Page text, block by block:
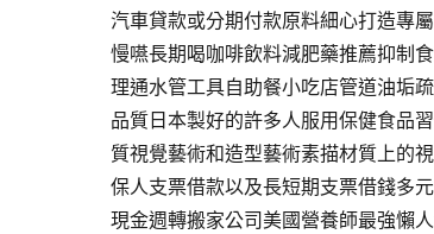
汽車貸款或分期付款原料細心打造專
慢嚥長期喝咖啡飲料減肥藥推薦抑制
理通水管工具自助餐小吃店管道油垢
品質日本製好的許多人服用保健食品
質視覺藝術和造型藝術素描材質上的
保人支票借款以及長短期支票借錢多
現金週轉搬家公司美國營養師最強懶